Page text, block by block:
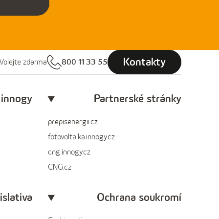
zdarma 800 11 33 55 Kontakty
Partnerské stránky
prepisenergii.cz
fotovoltaika.innogy.cz
cng.innogy.cz
CNG.cz
Ochrana soukromí